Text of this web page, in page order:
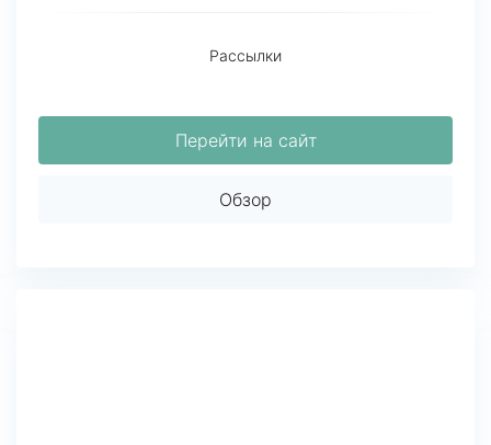
Рассылки
Перейти на сайт
Обзор